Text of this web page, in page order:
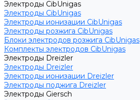
Электроды CibUnigas
Электроды CibUnigas
Электроды ионизации CibUnigas
Электроды розжига CibUnigas
Блоки электродов розжига CibUnigas
Комплекты электродов CibUnigas
Электроды Dreizler
Электроды Dreizler
Электроды ионизации Dreizler
Электроды поджига Dreizler
Электроды Giersch